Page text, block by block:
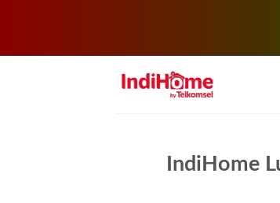
IndiHome